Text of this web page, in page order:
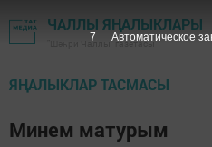
ЧАЛЛЫ ЯҢАЛЫКЛАРЫ
"Шәһри Чаллы" газетасы
ЯҢАЛЫКЛАР ТАСМАСЫ
Минем матурым
6 Автоматическое